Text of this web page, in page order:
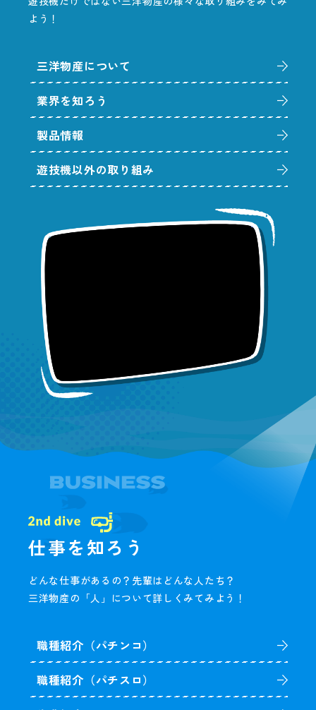
よう！
三洋物産について
業界を知ろう
製品情報
遊技機以外の取り組み
仕事を知ろう
どんな仕事があるの？先輩はどんな人たち？
三洋物産の「人」について詳しくみてみよう！
職種紹介（パチンコ）
職種紹介（パチスロ）